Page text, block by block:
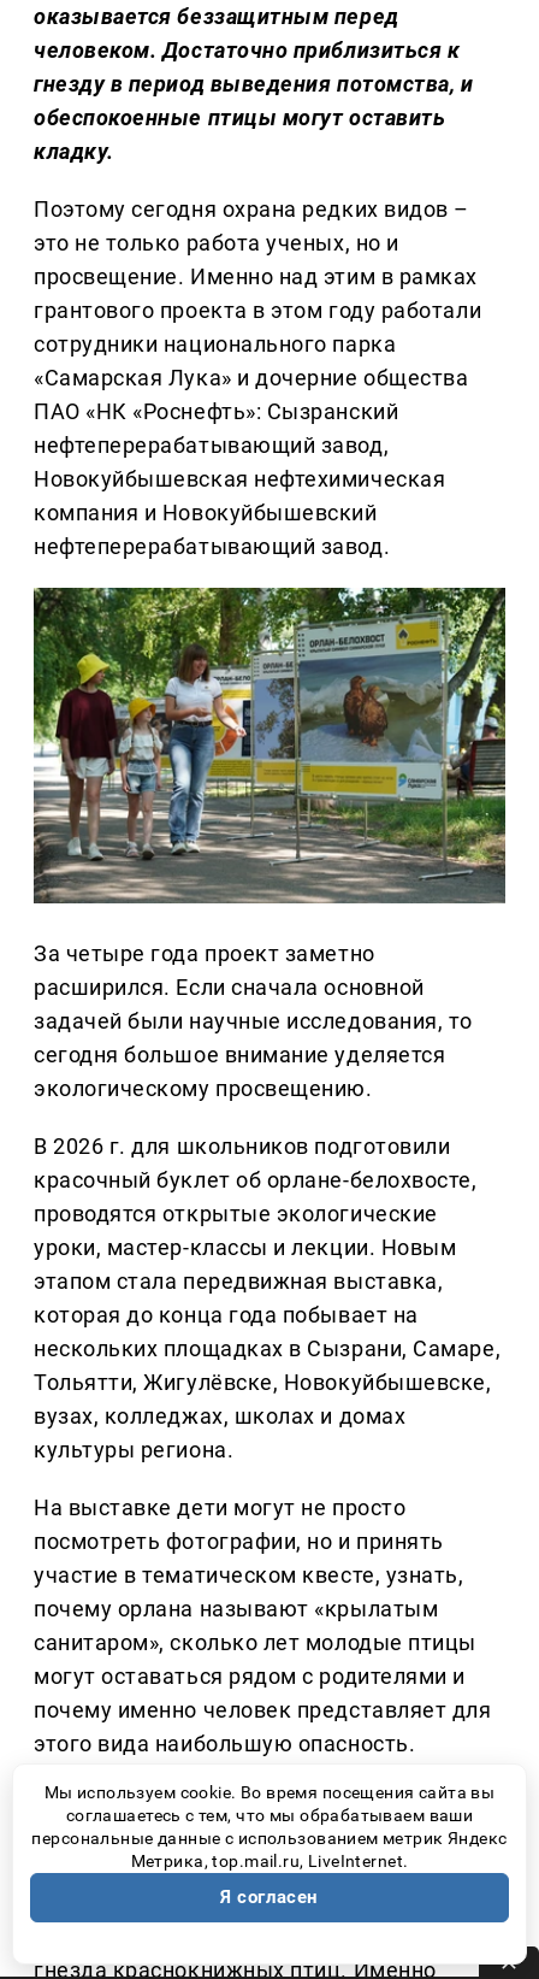
оказывается беззащитным перед
человеком. Достаточно приблизиться к
гнезду в период выведения потомства, и
обеспокоенные птицы могут оставить
кладку.
Поэтому сегодня охрана редких видов –
это не только работа ученых, но и
просвещение. Именно над этим в рамках
грантового проекта в этом году работали
сотрудники национального парка
«Самарская Лука» и дочерние общества
ПАО «НК «Роснефть»: Сызранский
нефтеперерабатывающий завод,
Новокуйбышевская нефтехимическая
компания и Новокуйбышевский
нефтеперерабатывающий завод.
За четыре года проект заметно
расширился. Если сначала основной
задачей были научные исследования, то
сегодня большое внимание уделяется
экологическому просвещению.
В 2026 г. для школьников подготовили
красочный буклет об орлане-белохвосте,
проводятся открытые экологические
уроки, мастер-классы и лекции. Новым
этапом стала передвижная выставка,
которая до конца года побывает на
нескольких площадках в Сызрани, Самаре,
Тольятти, Жигулёвске, Новокуйбышевске,
вузах, колледжах, школах и домах
культуры региона.
На выставке дети могут не просто
посмотреть фотографии, но и принять
участие в тематическом квесте, узнать,
почему орлана называют «крылатым
санитаром», сколько лет молодые птицы
могут оставаться рядом с родителями и
почему именно человек представляет для
этого вида наибольшую опасность.
Самарская Лука ежегодно принимает
тысячи туристов. Многие приезжают
полюбоваться Жигулёвскими горами и
волжскими пейзажами, даже не
гнезда краснокнижных птиц. Именно
Мы используем cookie. Во время посещения сайта вы
соглашаетесь с тем, что мы обрабатываем ваши
персональные данные с использованием метрик Яндекс
Метрика, top.mail.ru, LiveInternet.
Я согласен